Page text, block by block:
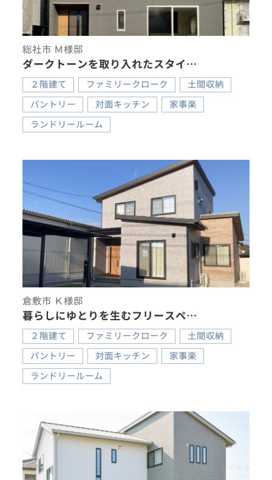
総社市 Ｍ様邸
ダークトーンを取り入れたスタイ…
２階建て ファミリークローク
土間収納
パントリー
対面キッチン
家事楽
ランドリールーム
倉敷市 Ｋ様邸
暮らしにゆとりを生むフリースペ…
２階建て ファミリークローク
土間収納
パントリー
対面キッチン
家事楽
ランドリールーム